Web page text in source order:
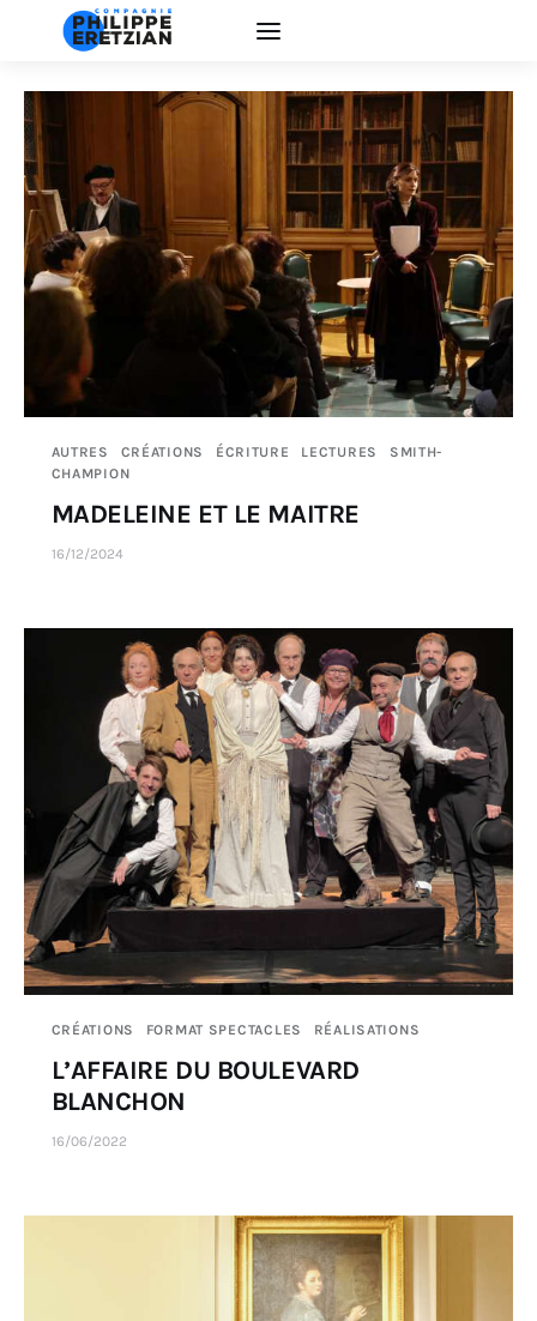
Accueil
Actualité
Créations
Interventions
EDUCATION ARTISTIQUE
La Compagnie
AUTRES CRÉATIONS ÉCRITURE LECTURES
SMITH-
CHAMPION
MADELEINE ET LE MAITRE
16/12/2024
CRÉATIONS FORMAT SPECTACLES RÉALISATIONS
L’AFFAIRE DU BOULEVARD
BLANCHON
16/06/2022